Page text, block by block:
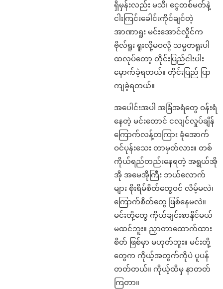
ရှိမှန်းလည်း မသိ၊ ငွေတစ်မတ်နဲ့
ငါးကြင်းခေါင်းကိုင်ချင်တဲ့
အာဏာရူး မင်းအောင်လှိုင်က
ဗိုလ်ရူး ရူးလို့မဝလို့ သမ္မတရူးပါ
ထလုပ်တော့ တိုင်းပြည်ငါးပါး
မှောက်ခဲ့ရတယ်။ တိုင်းပြည် ပြာ
ကျခဲ့ရတယ်။
အပေါင်းအပါ အခြံအရံတွေ ဝန်းရံ
နေတဲ့ မင်းတောင် ငလျင်လှုပ်ချိန်
ကြောက်လန့်တကြား ခုံအောက်
ဝင်ပုန်းသေး တာမှတ်လား။ တစ်
ကိုယ်ရည်တည်းနေရတဲ့ အရွယ်အို
အို အမေအိုကြီး ဘယ်လောက်
များ စိုးရိမ်စိတ်တွေဝင် လိမ့်မလဲ၊
ကြောက်စိတ်တွေ ဖြစ်နေမလဲ။
မင်းတို့တွေ ကိုယ်ချင်းစာနိုင်မယ်
မထင်ဘူး။ ညှာတာထောက်ထား
စိတ် ဖြစ်မှာ မဟုတ်ဘူး။ မင်းတို့
တွေက ကိုယ့်အတွက်ကိုပဲ ပူပန်
တတ်တယ်။ ကိုယ့်ထိမှ နာတတ်
ကြတာ။